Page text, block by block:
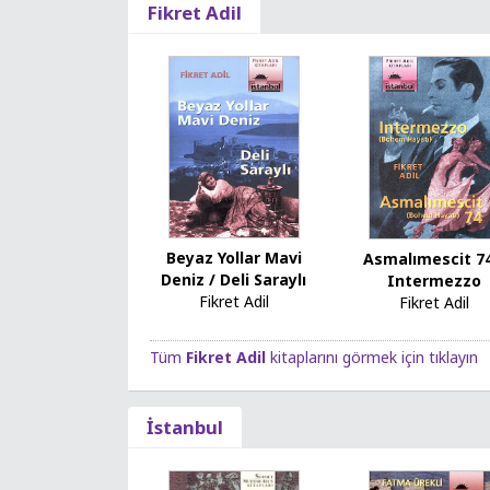
Fikret Adil
Beyaz Yollar Mavi
Deniz / Deli Saraylı
Fikret Adil
Asmalımescit
Intermezzo
Fikret Adil
Tüm Fikret Adil kitaplarını görmek için tıklayın
İstanbul